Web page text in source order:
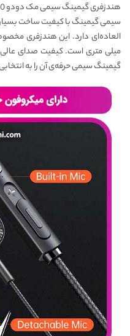
سیمی گیمینگ با کیفیت ساخت
گیمینگ سیمی حرفه‌ی آن را به